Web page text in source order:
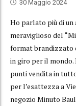
30 Maggio 2024
Ho parlato più di un
meraviglioso del
format brandizzato
in giro per il
punti vendita in
per l’esattezza a
negozio Minuto